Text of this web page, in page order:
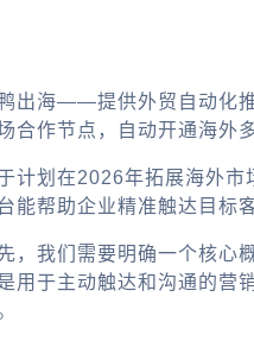
出海——提供外贸自动化推
合作节点，自动开通海外
计划在2026年拓展海外市
能帮助企业精准触达目标
，我们需要明确一个核心概
用于主动触达和沟通的营